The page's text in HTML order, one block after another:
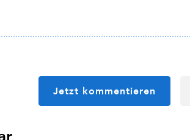
Jetzt kommentieren